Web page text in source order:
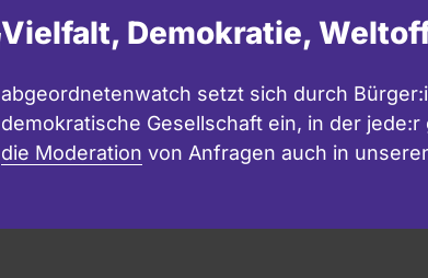
Vielfalt, Demokratie,
abgeordnetenwatch setzt sich durch
demokratische Gesellschaft ein, in der
die Moderation von Anfragen auch in